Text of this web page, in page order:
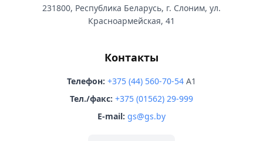
231800, Республика Беларусь, г. Слоним, ул.
Красноармейская, 41
Контакты
Телефон: +375 (44) 560-70-54 A1
Тел./факс: +375 (01562) 29-999
E-mail: gs@gs.by